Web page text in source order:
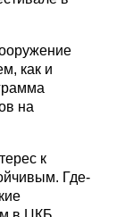
как и
на
к
Где-